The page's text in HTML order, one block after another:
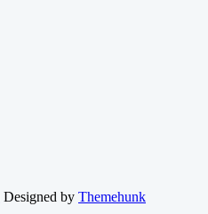
Designed by Themehunk